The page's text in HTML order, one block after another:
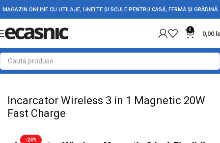
MAGAZIN ONLINE CU UTILAJE, UNELTE ȘI SCULE PENTRU CASĂ, FERMĂ ȘI GRĂDINĂ
0
0,00
Prima pagină Electrice Accesorii PC-Laptop-Telefon
Incarcator Wireless 3 in 1 Magnetic 20W
Fast Charge
-24%